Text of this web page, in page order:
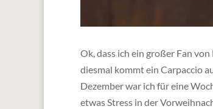
Ok, dass ich ein großer Fan
diesmal kommt ein Carpaccio
Dezember war ich für eine
etwas Stress in der